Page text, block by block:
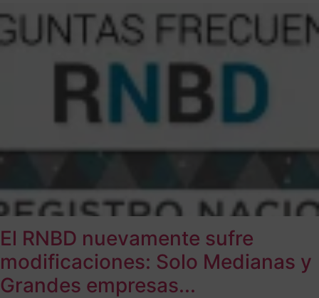
El RNBD nuevamente sufre
modificaciones: Solo Medianas y
Grandes empresas...